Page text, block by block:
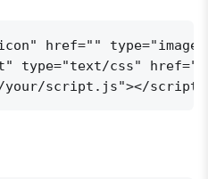
href="" type="image/
type="text/css"
script.js"></script>